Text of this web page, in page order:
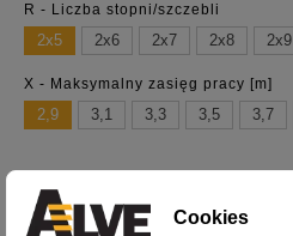
R - Liczba stopni/szczebli
2x5 2x6 2x7 2x8 2x9
X - Maksymalny zasięg pracy [m]
2,9 3,1 3,3 3,5 3,7
Cookies